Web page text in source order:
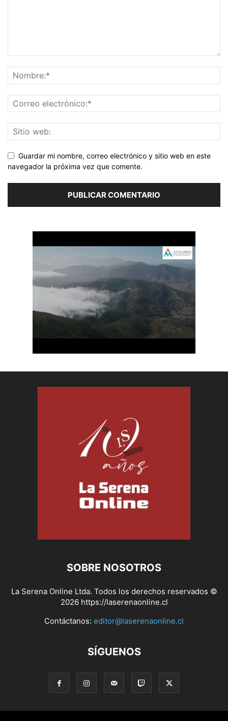
Guardar mi nombre, correo electrónico y sitio web en este
navegador la próxima vez que comente.
SOBRE NOSOTROS
La Serena Online Ltda. Todos los derechos reservados ©
2026 https://laserenaonline.cl
Contáctanos: editor@laserenaonline.cl
SÍGUENOS